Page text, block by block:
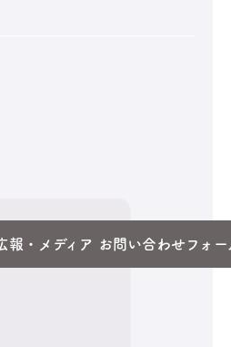
報・メディア お問い合わせフォー